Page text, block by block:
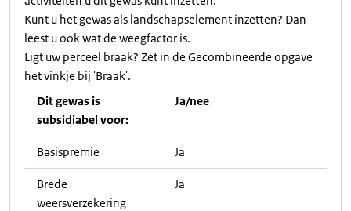
Kunt u het gewas als landschapselement inzetten? Dan
leest u ook wat de weegfactor is.
Ligt uw perceel braak? Zet in de Gecombineerde opgave
het vinkje bij 'Braak'.
Dit gewas is
subsidiabel voor:
Ja/nee
Basispremie Ja
Brede
weersverzekering
Ja